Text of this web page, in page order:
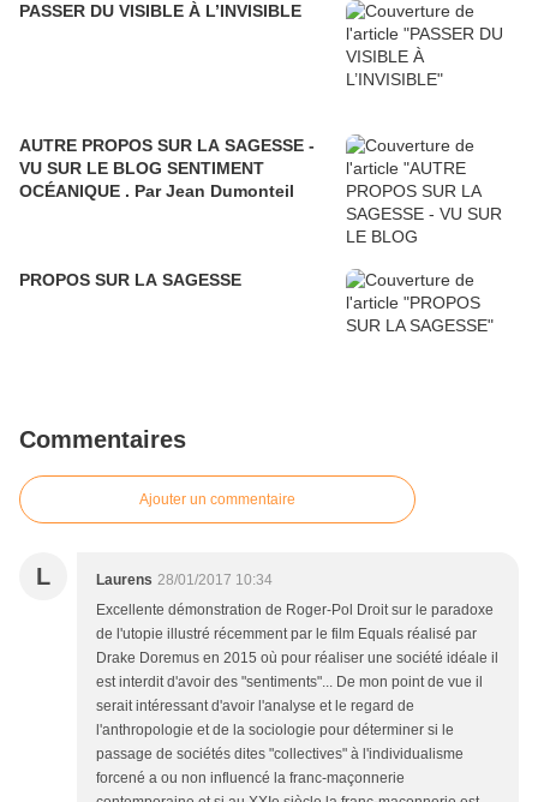
PASSER DU VISIBLE À L’INVISIBLE
AUTRE PROPOS SUR LA SAGESSE -
VU SUR LE BLOG SENTIMENT
OCÉANIQUE . Par Jean Dumonteil
PROPOS SUR LA SAGESSE
Commentaires
Ajouter un commentaire
L Laurens 28/01/2017 10:34
Excellente démonstration de Roger-Pol Droit sur le paradoxe
de l'utopie illustré récemment par le film Equals réalisé par
Drake Doremus en 2015 où pour réaliser une société idéale il
est interdit d'avoir des "sentiments"... De mon point de vue il
serait intéressant d'avoir l'analyse et le regard de
l'anthropologie et de la sociologie pour déterminer si le
passage de sociétés dites "collectives" à l'individualisme
forcené a ou non influencé la franc-maçonnerie